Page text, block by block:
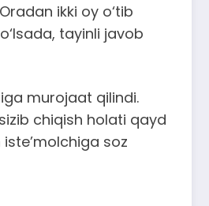
ikki oy o‘tib
tayinli javob
murojaat qilindi.
chiqish holati qayd
soz